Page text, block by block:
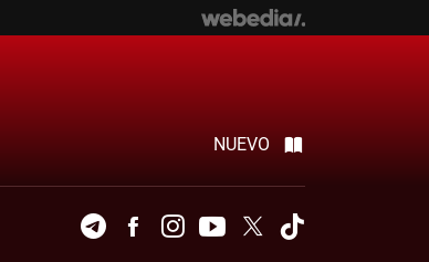
NUEVO
TelegramFacebookInstagramYoutubeTwitter